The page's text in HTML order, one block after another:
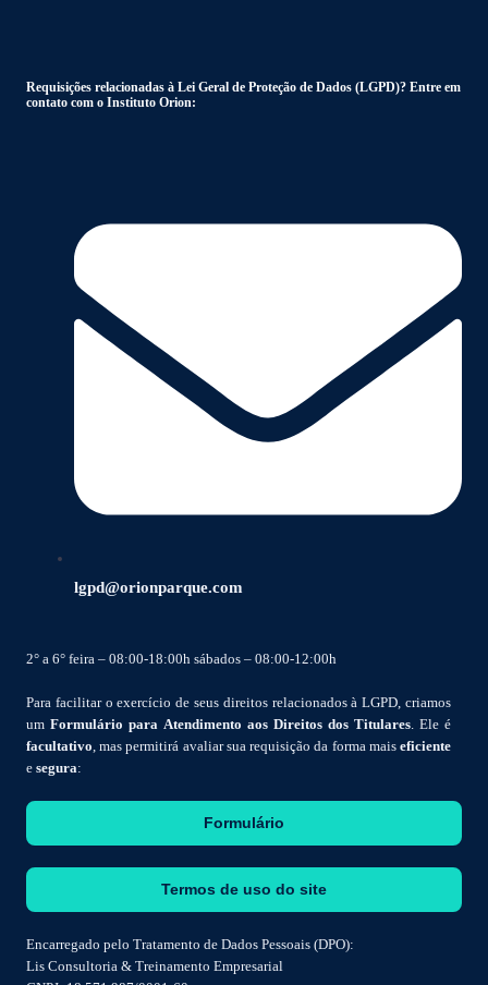
Requisições relacionadas à Lei Geral de Proteção de Dados (LGPD)? Entre em
contato com o Instituto Orion:
lgpd@orionparque.com
2° a 6° feira – 08:00-18:00h sábados – 08:00-12:00h
Para facilitar o exercício de seus direitos relacionados à LGPD, criamos
um Formulário para Atendimento aos Direitos dos Titulares . Ele é
facultativo , mas permitirá avaliar sua requisição da forma mais eficiente
e segura:
Formulário
Termos de uso do site
Encarregado pelo Tratamento de Dados Pessoais (DPO):
Lis Consultoria & Treinamento Empresarial